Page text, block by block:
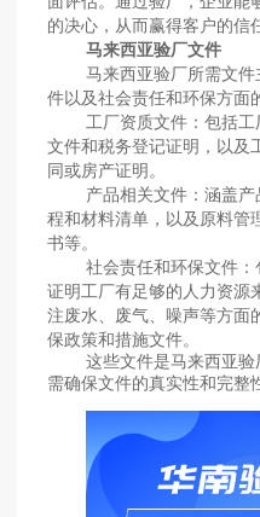
的决心，从而赢得客户的信
马来西亚验厂文件
马来西亚验厂所需文件
件以及社会责任和环保方面
工厂资质文件‌：包括工
文件和税务登记证明，以及
同或房产证明。
产品相关文件‌：涵盖产
程和材料清单，以及原料管
书等。
社会责任和环保文件‌：
证明工厂有足够的人力资源
注废水、废气、噪声等方面
保政策和措施文件。
这些文件是马来西亚验
需确保文件的真实性和完整